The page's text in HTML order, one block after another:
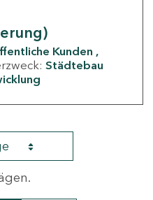
Kunden
Städtebau